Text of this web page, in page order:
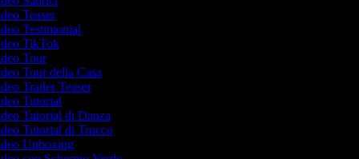
Teaser
Testimonial
TikTok
Tour
Tour della Casa
Trailer Teaser
Tutorial
Tutorial di Danza
Tutorial di Trucco
Unboxing